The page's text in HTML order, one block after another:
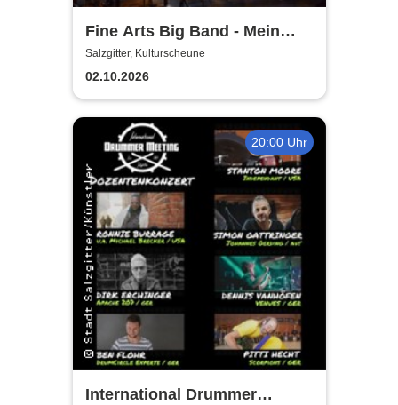
Fine Arts Big Band - Mein
amerikanischer Traum - True
Stories
Salzgitter, Kulturscheune
02.10.2026
20:00 Uhr
International Drummer